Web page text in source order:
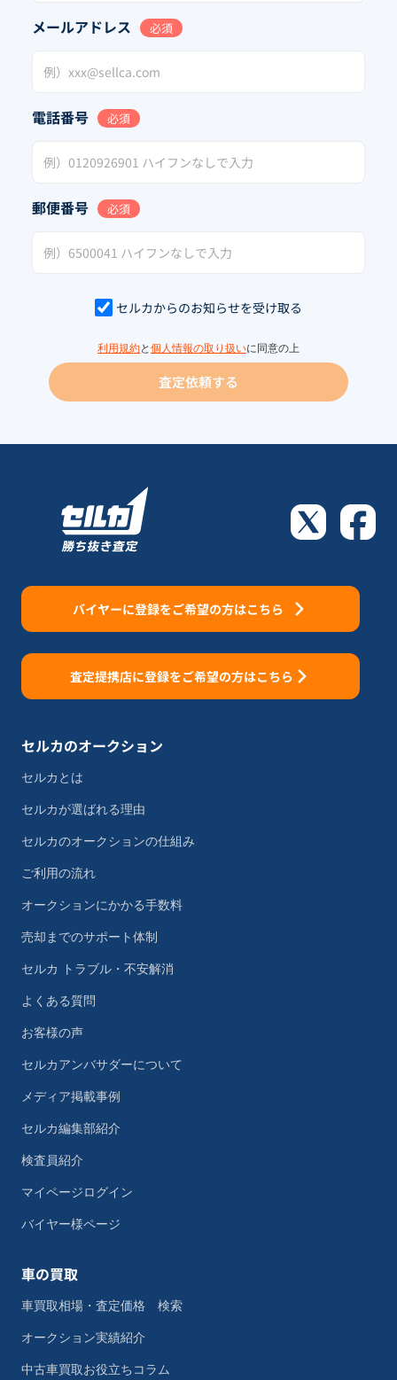
メールアドレス 必須
電話番号 必須
郵便番号 必須
セルカからのお知らせを受け取る
利用規約と 個人情報の取り扱いに同意の上
査定依頼する
バイヤーに登録をご希望の方はこちら
査定提携店に登録をご希望の方はこちら
セルカのオークション
セルカとは
セルカが選ばれる理由
セルカのオークションの仕組み
ご利用の流れ
オークションにかかる手数料
売却までのサポート体制
セルカ トラブル・不安解消
よくある質問
お客様の声
セルカアンバサダーについて
メディア掲載事例
セルカ編集部紹介
検査員紹介
マイページログイン
バイヤー様ページ
車の買取
車買取相場・査定価格 検索
オークション実績紹介
中古車買取お役立ちコラム